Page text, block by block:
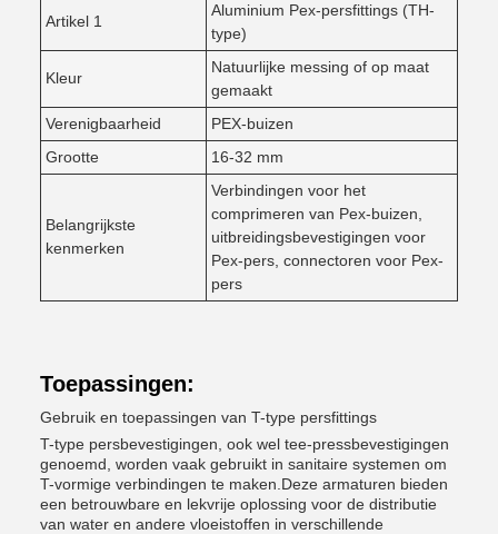
Artikel 1
Aluminium Pex-persfittings (TH-
type)
Kleur
Natuurlijke messing of op maat
gemaakt
Verenigbaarheid
PEX-buizen
Grootte
16-32 mm
Belangrijkste
kenmerken
Verbindingen voor het
comprimeren van Pex-buizen,
uitbreidingsbevestigingen voor
Pex-pers, connectoren voor Pex-
pers
Toepassingen:
Gebruik en toepassingen van T-type persfittings
T-type persbevestigingen, ook wel tee-pressbevestigingen
genoemd, worden vaak gebruikt in sanitaire systemen om
T-vormige verbindingen te maken.Deze armaturen bieden
een betrouwbare en lekvrije oplossing voor de distributie
van water en andere vloeistoffen in verschillende